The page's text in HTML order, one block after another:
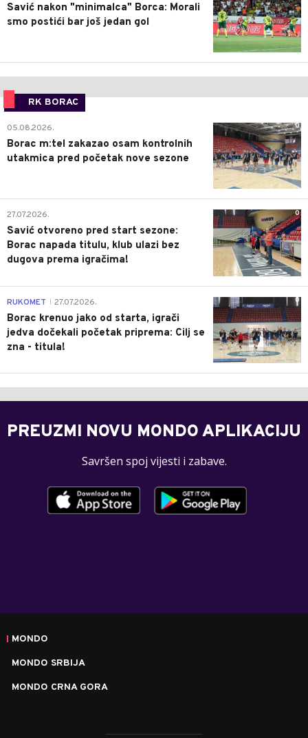
Savić nakon "minimalca" Borca: Morali
smo postići bar još jedan gol
RK BORAC
0
05.08.2026.
Borac m:tel zakazao osam kontrolnih
utakmica pred početak nove sezone
0
27.07.2026.
Savić otvoreno pred start sezone:
Borac napada titulu, klub ulazi bez
dugova prema igračima!
0
RUKOMET 27.07.2026.
Borac krenuo jako od starta, igrači
jedva dočekali početak priprema: Cilj se
zna - titula!
PREUZMI NOVU MONDO APLIKACIJU
Savršen spoj vijesti i zabave.
MONDO
MONDO SRBIJA
MONDO CRNA GORA